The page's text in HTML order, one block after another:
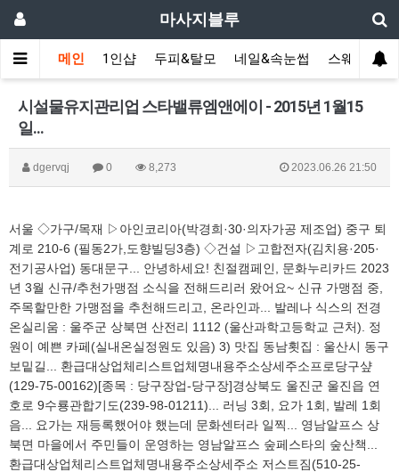
마사지블루
메인 1인샵 두피&탈모 네일&속눈썹 스웨디시(
시설물유지관리업 스타밸류엠앤에이 - 2015년 1월15
일...
dgervqj 0 8,273 2023.06.26 21:50
서울 ◇가구/목재 ▷아인코리아(박경희·30·의자가공 제조업) 중구 퇴
계로 210-6 (필동2가,도향빌딩3층) ◇건설 ▷고합전자(김치용·205·
전기공사업) 동대문구... 안녕하세요! 친절캠페인, 문화누리카드 2023
년 3월 신규/추천가맹점 소식을 전해드리러 왔어요~ 신규 가맹점 중,
주목할만한 가맹점을 추천해드리고, 온라인과... 발레나 식스의 전경
온실리움 : 울주군 상북면 산전리 1112 (울산과학고등학교 근처). 정
원이 예쁜 카페(실내온실정원도 있음) 3) 맛집 동남횟집 : 울산시 동구
보밑길... 환급대상업체리스트업체명내용주소상세주소프로당구샾
(129-75-00162)[종목 : 당구장업-당구장]경상북도 울진군 울진읍 연
호로 9수룡관합기도(239-98-01211)... 러닝 3회, 요가 1회, 발레 1회
음... 요가는 재등록했어야 했는데 문화센터라 일찍... 영남알프스 상
북면 마을에서 주민들이 운영하는 영남알프스 숲페스타의 숲산책...
환급대상업체리스트업체명내용주소상세주소 저스트짐(510-25-